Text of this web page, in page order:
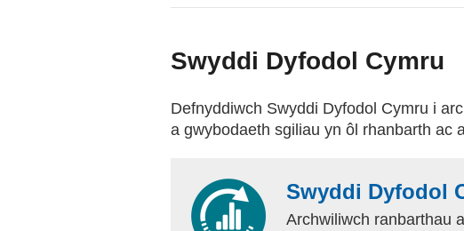
Swyddi Dyfodol Cymru
Defnyddiwch Swyddi Dyfodol Cymru i
a gwybodaeth sgiliau yn ôl rhanbarth ac
Swyddi Dyfodol
Archwiliwch ranbarthau